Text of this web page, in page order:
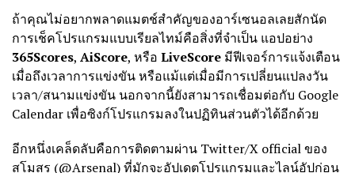
ถ้าคุณไม่อยากพลาดแมตช์สำคัญของอาร์เซนอลเลยสักนัด
การเช็คโปรแกรมแบบเรียลไทม์คือสิ่งที่จำเป็น แอปอย่าง
365Scores, AiScore, หรือ LiveScore มีฟีเจอร์การแจ้งเตือน
เมื่อถึงเวลาการแข่งขัน หรือแม้แต่เมื่อมีการเปลี่ยนแปลงวัน
เวลา/สนามแข่งขัน นอกจากนี้ยังสามารถเชื่อมต่อกับ Google
Calendar เพื่อซิงก์โปรแกรมลงในปฏิทินส่วนตัวได้อีกด้วย
อีกหนึ่งเคล็ดลับคือการติดตามผ่าน Twitter/X official ของ
สโมสร (@Arsenal) ที่มักจะอัปเดตโปรแกรมและไลน์อัปก่อน